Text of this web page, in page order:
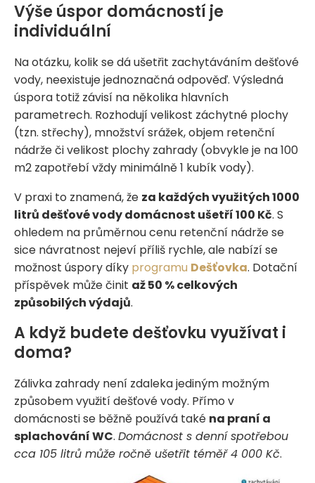
Výše úspor domácností je
individuální
Na otázku, kolik se dá ušetřit zachytáváním dešťové
vody, neexistuje jednoznačná odpověď. Výsledná
úspora totiž závisí na několika hlavních
parametrech. Rozhodují velikost záchytné plochy
(tzn. střechy), množství srážek, objem retenční
nádrže či velikost plochy zahrady (obvykle je na 100
m2 zapotřebí vždy minimálně 1 kubík vody).
V praxi to znamená, že za každých využitých 1000
litrů dešťové vody domácnost ušetří 100 Kč. S
ohledem na průměrnou cenu retenční nádrže se
sice návratnost nejeví příliš rychle, ale nabízí se
možnost úspory díky programu Dešťovka. Dotační
příspěvek může činit až 50 % celkových
způsobilých výdajů.
A když budete dešťovku využívat i
doma?
Zálivka zahrady není zdaleka jediným možným
způsobem využití dešťové vody. Přímo v
domácnosti se běžně používá také na praní a
splachování WC. Domácnost s denní spotřebou
cca 105 litrů může ročně ušetřit téměř 4 000 Kč.